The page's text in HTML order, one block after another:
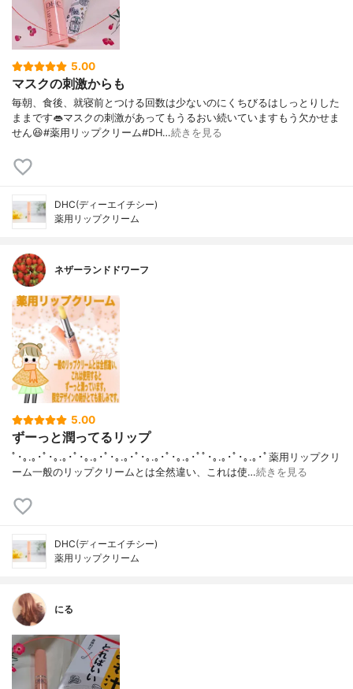
5.00
マスクの刺激からも
毎朝、食後、就寝前とつける回数は少ないのにくちびるはしっとりした
ままです👄マスクの刺激があってもうるおい続いていますもう欠かせま
せん😆#薬用リップクリーム#DH…続きを見る
DHC(ディーエイチシー)
薬用リップクリーム
ネザーランドドワーフ
5.00
ずーっと潤ってるリップ
ﾟ･｡.｡･ﾟ･｡.｡･ﾟ･｡.｡･ﾟ･｡.｡･ﾟ･｡.｡･ﾟ･｡.｡･ﾟﾟ･｡.｡･ﾟ･｡.｡･ﾟ薬用リップクリ
ーム一般のリップクリームとは全然違い、これは使…続きを見る
DHC(ディーエイチシー)
薬用リップクリーム
にる